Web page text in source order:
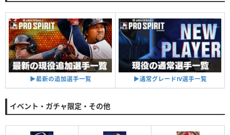
▶︎最新の追加選手一覧 ▶︎通常グレードⅣ選手一覧
イベント・ガチャ限定・その他